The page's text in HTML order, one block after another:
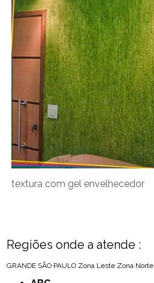
textura com gel envelhecedor
Regiões onde a atende :
GRANDE SÃO PAULO Zona Leste Zona Norte